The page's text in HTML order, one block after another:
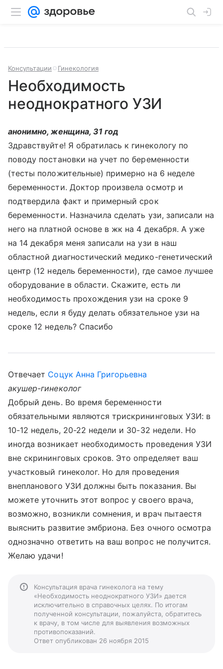
Консультации Гинекология
Необходимость
неоднократного УЗИ
анонимно, женщина, 31 год
Здравствуйте! Я обратилась к гинекологу по
поводу постановки на учет по беременности
(тесты положительные) примерно на 6 неделе
беременности. Доктор произвела осмотр и
подтвердила факт и примерный срок
беременности. Назначила сделать узи, записали на
него на платной основе в жк на 4 декабря. А уже
на 14 декабря меня записали на узи в наш
областной диагностический медико-генетический
центр (12 недель беременности), где самое лучшее
оборудование в области. Скажите, есть ли
необходимость прохождения узи на сроке 9
недель, если я буду делать обязательное узи на
сроке 12 недель? Спасибо
Отвечает Соцук Анна Григорьевна
акушер-гинеколог
Добрый день. Во время беременности
обязательными являются трискрининговых УЗИ: в
10-12 недель, 20-22 недели и 30-32 недели. Но
иногда возникает необходимость проведения УЗИ
вне скрининговых сроков. Это определяет ваш
участковый гинеколог. Но для проведения
внепланового УЗИ должны быть показания. Вы
можете уточнить этот вопрос у своего врача,
возможно, возникли сомнения, и врач пытаестя
выяснить развитие эмбриона. Без очного осмотра
однозначно ответить на ваш вопрос не получится.
Желаю удачи!
Консультация врача гинеколога на тему
«Необходимость неоднократного УЗИ» дается
исключительно в справочных целях. По итогам
полученной консультации, пожалуйста, обратитесь
к врачу, в том числе для выявления возможных
противопоказаний.
Ответ опубликован 26 ноября 2015